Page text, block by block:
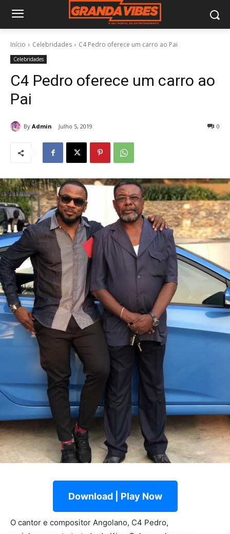
Início Celebridades C4 Pedro oferece um carro ao Pai
Celebridades
C4 Pedro oferece um carro ao
Pai
By Admin Julho 5, 2019 0
Download | Play Now
O cantor e compositor Angolano, C4 Pedro,